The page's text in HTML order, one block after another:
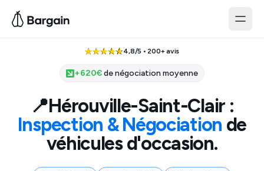
4,8/5 • 200+ avis
+620€de négociation moyenne
📍Hérouville-Saint-Clair :
Inspection & Négociation de
véhicules d'occasion.